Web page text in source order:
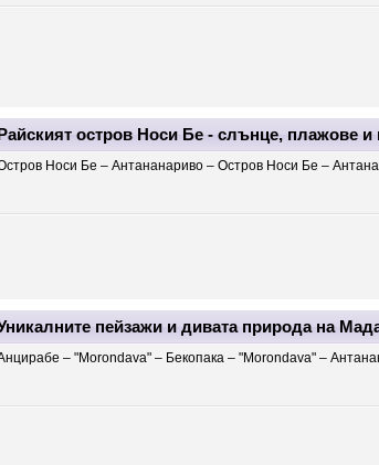
остров Носи Бе - слънце, плажове и
Носи Бе – Антананариво – Остров Носи Бе –
пейзажи и дивата природа на
– "Morondava" – Бекопака – "Morondava" –